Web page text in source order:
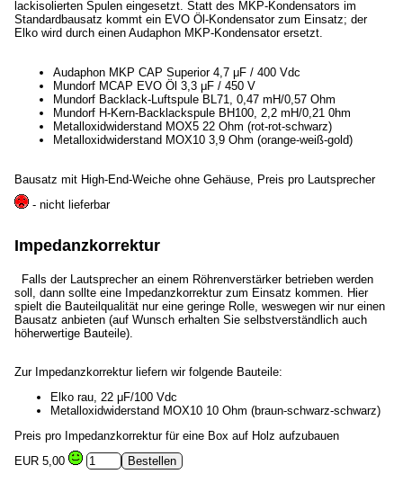
lackisolierten Spulen eingesetzt. Statt des MKP-Kondensators im
Standardbausatz kommt ein EVO Öl-Kondensator zum Einsatz; der
Elko wird durch einen Audaphon MKP-Kondensator ersetzt.
Audaphon MKP CAP Superior 4,7 μF / 400 Vdc
Mundorf MCAP EVO Öl 3,3 μF / 450 V
Mundorf Backlack-Luftspule BL71, 0,47 mH/0,57 Ohm
Mundorf H-Kern-Backlackspule BH100, 2,2 mH/0,21 0hm
Metalloxidwiderstand MOX5 22 Ohm (rot-rot-schwarz)
Metalloxidwiderstand MOX10 3,9 Ohm (orange-weiß-gold)
Bausatz mit High-End-Weiche ohne Gehäuse, Preis pro Lautsprecher
- nicht lieferbar
Impedanzkorrektur
Falls der Lautsprecher an einem Röhrenverstärker betrieben werden
soll, dann sollte eine Impedanzkorrektur zum Einsatz kommen. Hier
spielt die Bauteilqualität nur eine geringe Rolle, weswegen wir nur einen
Bausatz anbieten (auf Wunsch erhalten Sie selbstverständlich auch
höherwertige Bauteile).
Zur Impedanzkorrektur liefern wir folgende Bauteile:
Elko rau, 22 μF/100 Vdc
Metalloxidwiderstand MOX10 10 Ohm (braun-schwarz-schwarz)
Preis pro Impedanzkorrektur für eine Box auf Holz aufzubauen
EUR 5,00